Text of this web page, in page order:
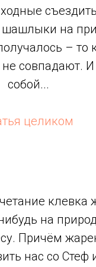
на
– то
совпадают.
собой...
целиком
клевка
на
Причём
нас со Стеф